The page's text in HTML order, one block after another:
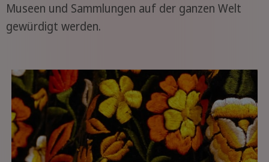
Museen und Sammlungen auf der ganzen Welt
gewürdigt werden.